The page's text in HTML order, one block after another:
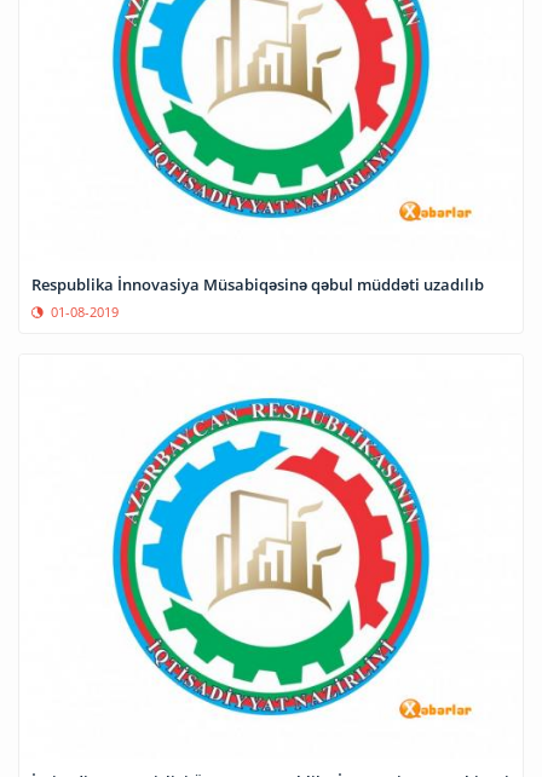
Respublika İnnovasiya Müsabiqəsinə qəbul müddəti uzadılıb
01-08-2019